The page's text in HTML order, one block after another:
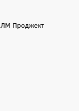
ЛМ Проджект